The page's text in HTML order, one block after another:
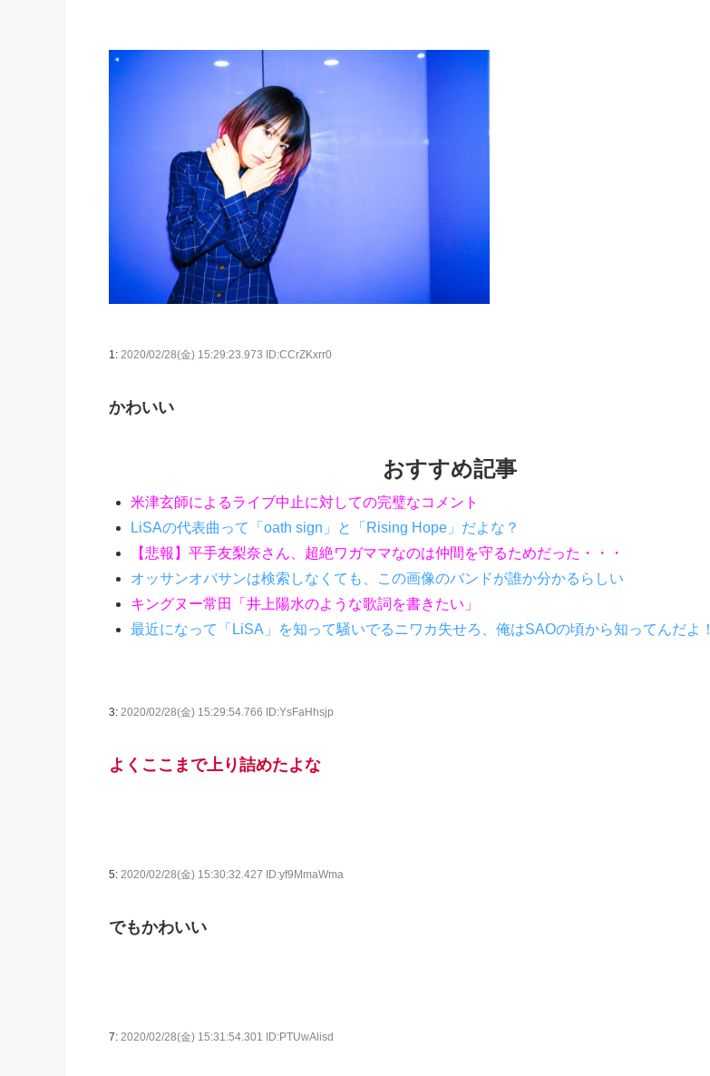
1: 2020/02/28(金) 15:29:23.973 ID:CCrZKxrr0
かわいい
おすすめ記事
米津玄師によるライブ中止に対しての完璧なコメント
LiSAの代表曲って「oath sign」と「Rising Hope」だよな？
【悲報】平手友梨奈さん、超絶ワガママなのは仲間を守るためだった・・・
オッサンオバサンは検索しなくても、この画像のバンドが誰か分かるらしい
キングヌー常田「井上陽水のような歌詞を書きたい」
最近になって「LiSA」を知って騒いでるニワカ失せろ、俺はSAOの頃から知ってんだよ！
3: 2020/02/28(金) 15:29:54.766 ID:YsFaHhsjp
よくここまで上り詰めたよな
5: 2020/02/28(金) 15:30:32.427 ID:yf9MmaWma
でもかわいい
7: 2020/02/28(金) 15:31:54.301 ID:PTUwAlisd